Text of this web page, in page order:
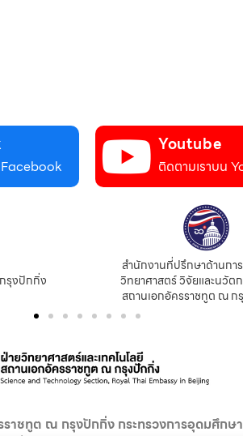
Youtube
ติดตามเราบน
งปักกิ่ง
สำนักงานที่ปรึกษาด้านการ
วิทยาศาสตร์ วิจัยและนวัตกร
สถานเอกอัครราชทูต ณ กรุ
ราชทูต ณ กรุงปักกิ่ง กระทรวงการอุดมศึก